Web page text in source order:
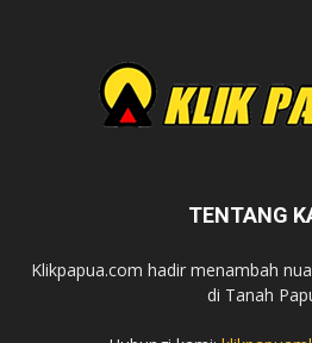
TENTANG
Klikpapua.com hadir menambah
di Tanah